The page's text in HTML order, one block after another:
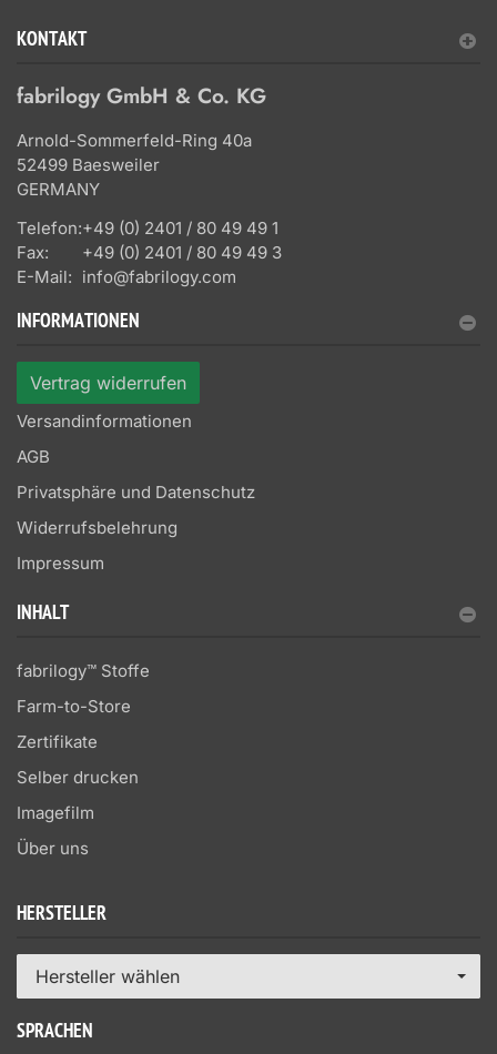
KONTAKT
fabrilogy GmbH & Co. KG
Arnold-Sommerfeld-Ring 40a
52499 Baesweiler
GERMANY
Telefon:+49 (0) 2401 / 80 49 49 1
Fax:
+49 (0) 2401 / 80 49 49 3
E-Mail: info@fabrilogy.com
INFORMATIONEN
Vertrag widerrufen
Versandinformationen
AGB
Privatsphäre und Datenschutz
Widerrufsbelehrung
Impressum
INHALT
fabrilogy™ Stoffe
Farm-to-Store
Zertifikate
Selber drucken
Imagefilm
Über uns
HERSTELLER
Hersteller wählen
SPRACHEN